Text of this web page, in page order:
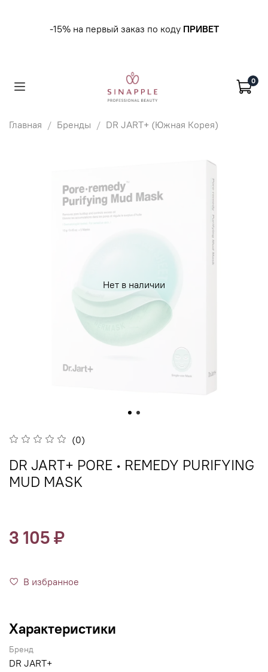
-15% на первый заказ по коду ПРИВЕТ
0
Главная Бренды DR JART+ (Южная Корея)
Нет в наличии
(0)
DR JART+ PORE ∙ REMEDY PURIFYING
MUD MASK
3 105 ₽
В избранное
Характеристики
Бренд
DR JART+